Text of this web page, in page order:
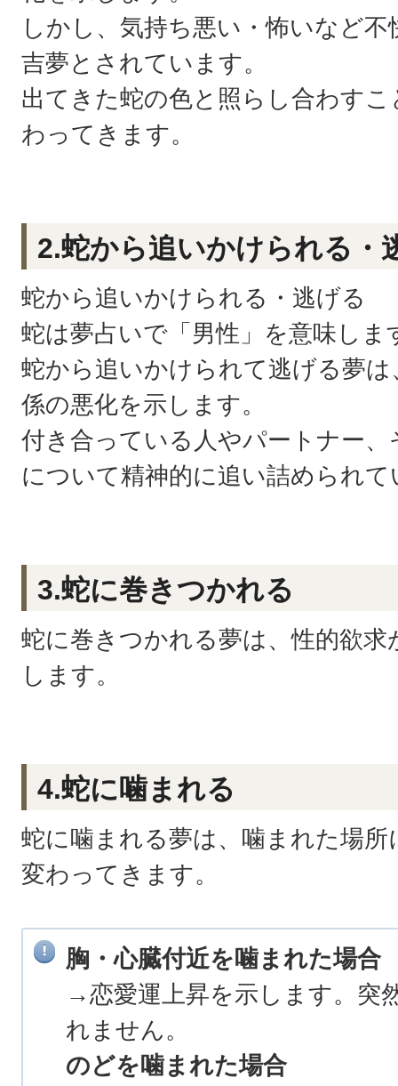
しかし、気持ち悪い・怖いなど
吉夢とされています。
出てきた蛇の色と照らし合わす
わってきます。
2.蛇から追いかけられる・
蛇から追いかけられる・逃げる
蛇は夢占いで「男性」を意味しま
蛇から追いかけられて逃げる夢
係の悪化を示します。
付き合っている人やパートナー
について精神的に追い詰められ
3.蛇に巻きつかれる
蛇に巻きつかれる夢は、性的欲
します。
4.蛇に噛まれる
蛇に噛まれる夢は、噛まれた場
変わってきます。
胸・心臓付近を噛まれた場合
→恋愛運上昇を示します。突
れません。
のどを噛まれた場合